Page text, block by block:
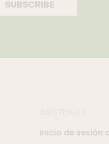
Inicio de sesión